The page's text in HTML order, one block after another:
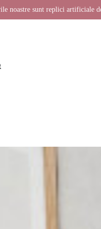
noastre sunt replici artificiale